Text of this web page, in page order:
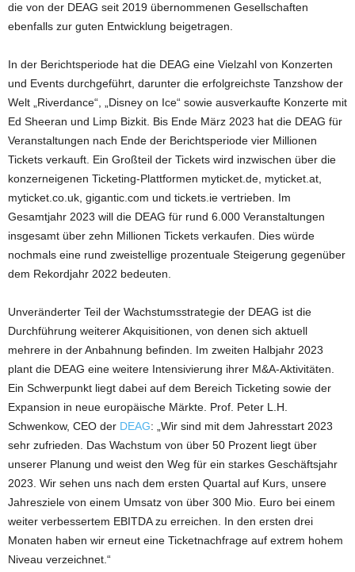
die von der DEAG seit 2019 übernommenen Gesellschaften
ebenfalls zur guten Entwicklung beigetragen.
In der Berichtsperiode hat die DEAG eine Vielzahl von Konzerten
und Events durchgeführt, darunter die erfolgreichste Tanzshow der
Welt „Riverdance“, „Disney on Ice“ sowie ausverkaufte Konzerte mit
Ed Sheeran und Limp Bizkit. Bis Ende März 2023 hat die DEAG für
Veranstaltungen nach Ende der Berichtsperiode vier Millionen
Tickets verkauft. Ein Großteil der Tickets wird inzwischen über die
konzerneigenen Ticketing-Plattformen myticket.de, myticket.at,
myticket.co.uk, gigantic.com und tickets.ie vertrieben. Im
Gesamtjahr 2023 will die DEAG für rund 6.000 Veranstaltungen
insgesamt über zehn Millionen Tickets verkaufen. Dies würde
nochmals eine rund zweistellige prozentuale Steigerung gegenüber
dem Rekordjahr 2022 bedeuten.
Unveränderter Teil der Wachstumsstrategie der DEAG ist die
Durchführung weiterer Akquisitionen, von denen sich aktuell
mehrere in der Anbahnung befinden. Im zweiten Halbjahr 2023
plant die DEAG eine weitere Intensivierung ihrer M&A-Aktivitäten.
Ein Schwerpunkt liegt dabei auf dem Bereich Ticketing sowie der
Expansion in neue europäische Märkte. Prof. Peter L.H.
Schwenkow, CEO der DEAG: „Wir sind mit dem Jahresstart 2023
sehr zufrieden. Das Wachstum von über 50 Prozent liegt über
unserer Planung und weist den Weg für ein starkes Geschäftsjahr
2023. Wir sehen uns nach dem ersten Quartal auf Kurs, unsere
Jahresziele von einem Umsatz von über 300 Mio. Euro bei einem
weiter verbessertem EBITDA zu erreichen. In den ersten drei
Monaten haben wir erneut eine Ticketnachfrage auf extrem hohem
Niveau verzeichnet.“